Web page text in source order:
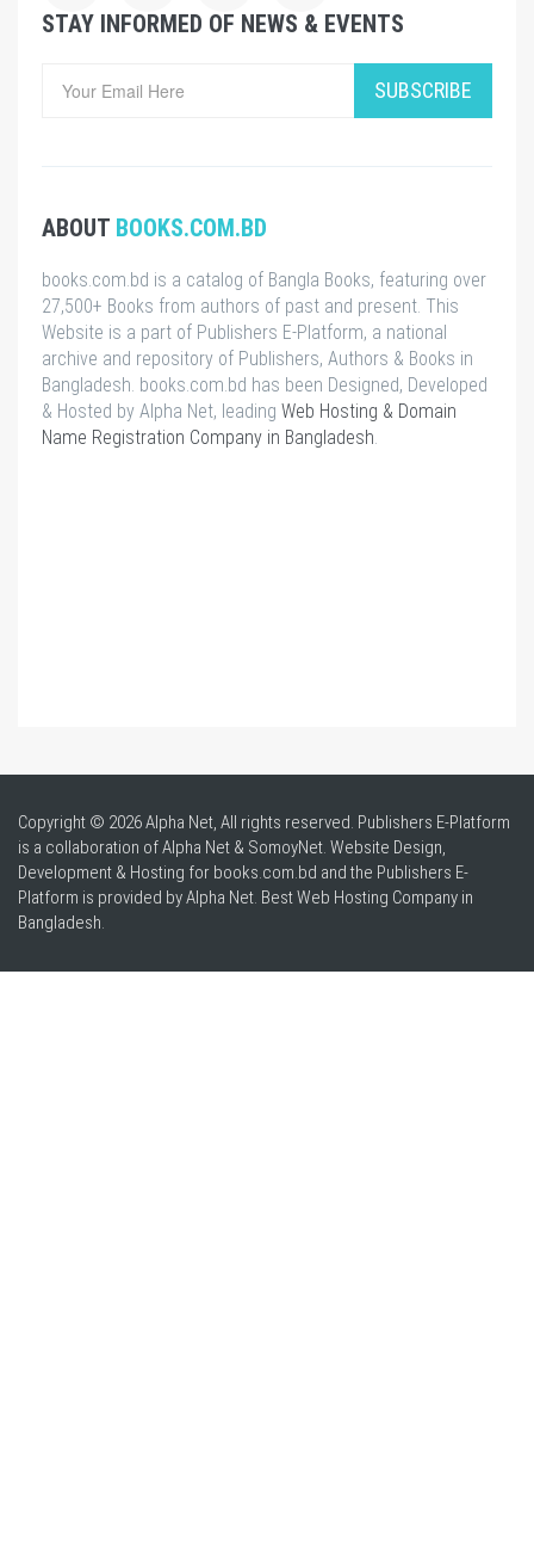
STAY INFORMED OF NEWS & EVENTS
SUBSCRIBE
ABOUT BOOKS.COM.BD
books.com.bd is a catalog of Bangla Books, featuring over
27,500+ Books from authors of past and present. This
Website is a part of Publishers E-Platform, a national
archive and repository of Publishers, Authors & Books in
Bangladesh. books.com.bd has been Designed, Developed
& Hosted by Alpha Net, leading Web Hosting & Domain
Name Registration Company in Bangladesh.
Copyright © 2026 Alpha Net, All rights reserved. Publishers E-Platform
is a collaboration of Alpha Net & SomoyNet. Website Design,
Development & Hosting for books.com.bd and the Publishers E-
Platform is provided by Alpha Net. BestWeb Hosting Company in
Bangladesh.